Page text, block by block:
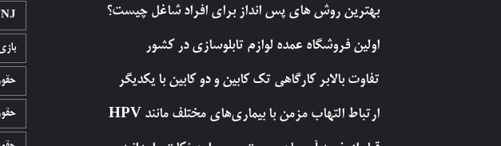
بهترین روش‌ های پس‌ انداز برای افراد شاغل چیست؟
اولین فروشگاه عمده لوازم تابلوسازی در کشور
تفاوت بالابر کارگاهی تک کابین و دو کابین با یکدیگر
ارتباط التهاب مزمن با بیماری‌های مختلف مانند HPV